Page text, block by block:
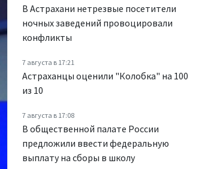
В Астрахани нетрезвые посетители
ночных заведений провоцировали
конфликты
7 августа в 17:21
Астраханцы оценили "Колобка" на 100
из 10
7 августа в 17:08
В общественной палате России
предложили ввести федеральную
выплату на сборы в школу